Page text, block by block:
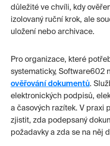
důležité ve chvíli, kdy
izolovaný ruční krok, ale
uložení nebo archivace.
Pro organizace, které
systematicky, Software602
ověřování dokumentů.
elektronických podpisů,
a časových razítek. V praxi
zjistit, zda podepsaný
požadavky a zda se na něj